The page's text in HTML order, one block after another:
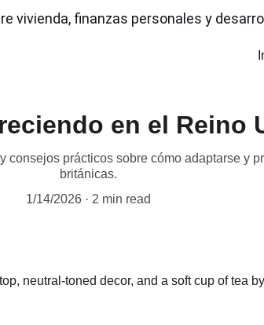
vivienda, finanzas personales y
en el Reino
consejos prácticos sobre cómo adaptarse y
británicas.
1/14/2026
2 min read